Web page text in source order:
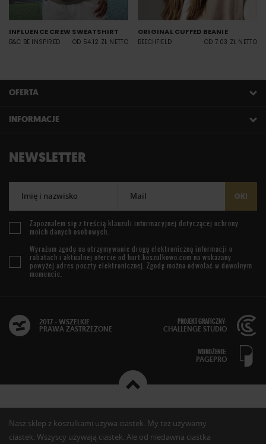
INFLUENCE CREW SWEATSHIRT
B&C BE INSPIRED OD 54.12 ZŁ NETTO
ORIGINAL CUFFED BEANIE
BEECHFIELD OD 7.03 ZŁ NETTO
OFERTA
INFORMACJE
NEWSLETTER
Imię i nazwisko Mail OK!
Zapoznałem się z treścią klauzuli informacyjnej dotyczącej ochrony
moich danych osobowych.
Wyrażam zgodę na otrzymywanie drogą elektroniczną informacji o
rabatach i aktualnej ofercie od hurt.koszulkowo.com na wskazany
powyżej adres poczty elektronicznej. Zgodę można odwołać w dowolnym
momencie.
2017 - WSZELKIE
PRAWA ZASTRZEŻONE
PROJEKT GRAFICZNY:
CHALLENGE STUDIO
WDROŻENIE:
PAGEPRO
Nasz sklep z koszulkami używa ciastek. My też używamy
ciastek. Wszyscy używają ciastek. Ale od niedawna ciastka